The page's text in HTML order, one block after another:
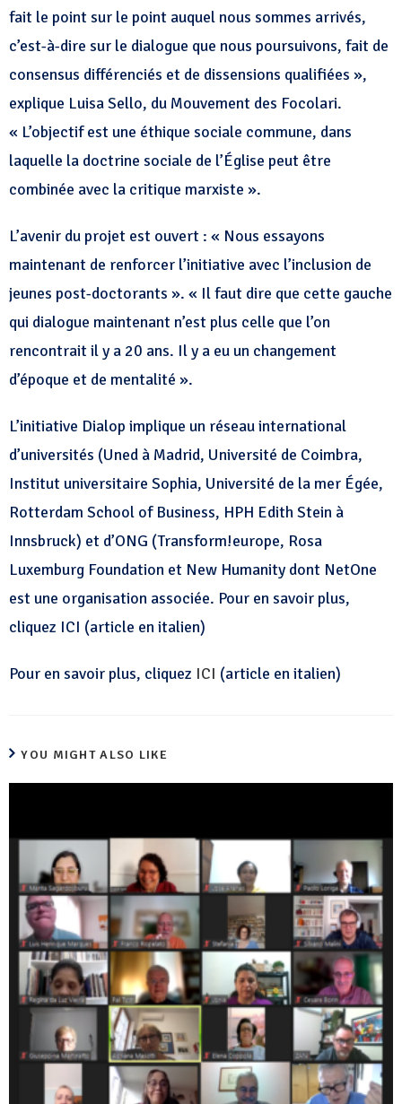
fait le point sur le point auquel nous sommes arrivés,
c’est-à-dire sur le dialogue que nous poursuivons, fait de
consensus différenciés et de dissensions qualifiées »,
explique Luisa Sello, du Mouvement des Focolari.
« L’objectif est une éthique sociale commune, dans
laquelle la doctrine sociale de l’Église peut être
combinée avec la critique marxiste ».
L’avenir du projet est ouvert : « Nous essayons
maintenant de renforcer l’initiative avec l’inclusion de
jeunes post-doctorants ». « Il faut dire que cette gauche
qui dialogue maintenant n’est plus celle que l’on
rencontrait il y a 20 ans. Il y a eu un changement
d’époque et de mentalité ».
L’initiative Dialop implique un réseau international
d’universités (Uned à Madrid, Université de Coimbra,
Institut universitaire Sophia, Université de la mer Égée,
Rotterdam School of Business, HPH Edith Stein à
Innsbruck) et d’ONG (Transform!europe, Rosa
Luxemburg Foundation et New Humanity dont NetOne
est une organisation associée. Pour en savoir plus,
cliquez ICI (article en italien)
Pour en savoir plus, cliquez ICI (article en italien)
YOU MIGHT ALSO LIKE